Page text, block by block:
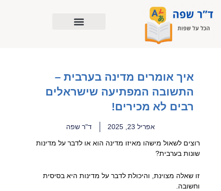
לתוכן
איך אומרים מדינה בערבית –
התשובה המפתיעה שישראלים
רבים לא מכירים!
אפריל 23, 2025 ד"ר שפה
רוצים לשאול מישהו מאיזו מדינה הוא או לדבר על מדינות
שונות בערבית?
זו שאלה מצוינת, והיכולת לדבר על מדינות היא בסיסית
וחשובה.